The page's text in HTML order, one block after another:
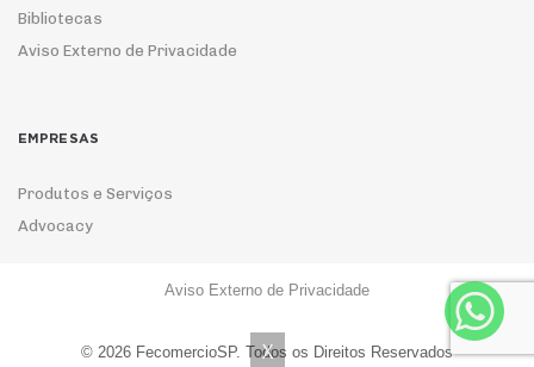
Bibliotecas
Aviso Externo de Privacidade
EMPRESAS
Produtos e Serviços
Advocacy
Aviso Externo de Privacidade
© 2026 FecomercioSP. Todos os Direitos Reservados
X